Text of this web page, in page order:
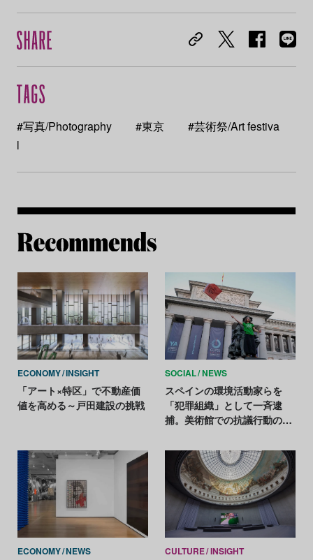
#写真/Photography #東京
#芸術祭/Art festiva
l
ECONOMY INSIGHT
「アート×特区」で不動産価
値を高める～戸田建設の挑戦
SOCIAL NEWS
スペインの環境活動家らを
「犯罪組織」として一斉逮
捕。美術館での抗議行動の損
ECONOMY NEWS CULTURE INSIGHT